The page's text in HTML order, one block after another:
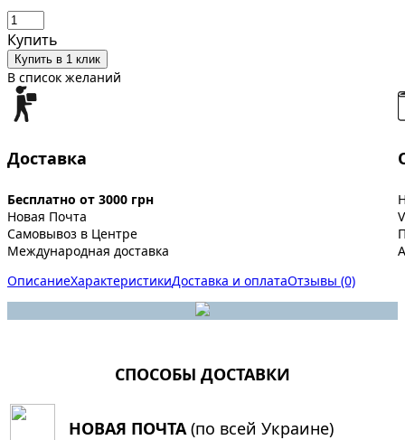
Купить
Купить в 1 клик
В список желаний
Доставка
Бесплатно от 3000 грн
Новая Почта
Самовывоз в Центре
Международная доставка
ОписаниеХарактеристикиДоставка и оплатаОтзывы (0)
СПОСОБЫ ДОСТАВКИ
НОВАЯ ПОЧТА (по всей Украине)